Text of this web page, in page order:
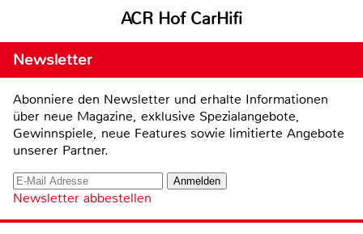
ACR Hof CarHifi
Newsletter
Abonniere den Newsletter und erhalte Informationen
über neue Magazine, exklusive Spezialangebote,
Gewinnspiele, neue Features sowie limitierte Angebote
unserer Partner.
Newsletter abbestellen